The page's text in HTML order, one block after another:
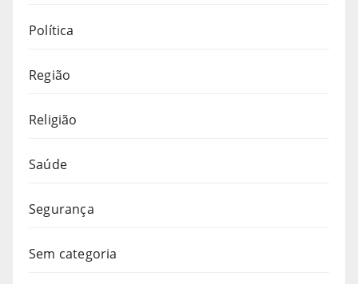
Política
Região
Religião
Saúde
Segurança
Sem categoria